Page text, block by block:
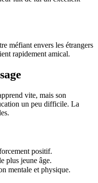
méfiant envers les étrangers
rapidement amical.
vite, mais son
un peu difficile. La
positif.
plus jeune âge.
mentale et physique.